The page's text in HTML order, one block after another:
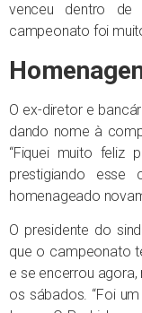
venceu dentro de
campeonato foi
O ex-diretor e
dando nome à
“Fiquei muito feliz
prestigiando esse
homenageado
O presidente do
que o campeonato
e se encerrou
os sábados. “Foi